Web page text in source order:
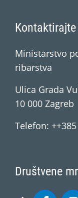
Ministarstvo
ribarstva
Ulica Grada
10 000 Zagreb
Telefon:
Društvene